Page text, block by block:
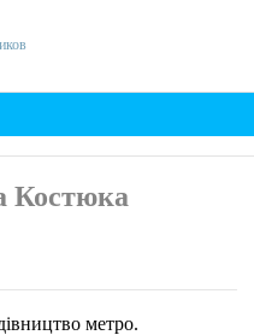
Костюка
метро.